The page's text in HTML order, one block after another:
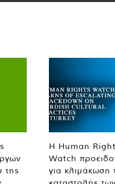
της
Η Human
Watch
για κλιμάκωση